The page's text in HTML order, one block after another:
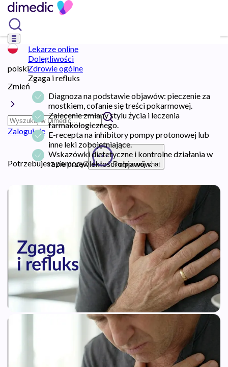
polski
Zmień
Zaloguj się
Potrzebujesz pomocy? Rozpocznij chat
Lekarze online
Dolegliwości
Zdrowie ogólne
Zgaga i refluks
Diagnoza na podstawie objawów: pieczenie za
mostkiem, cofanie się treści pokarmowej.
Zalecenie zmiany stylu życia i leczenia
farmakologicznego.
E-recepta na inhibitory pompy protonowej lub
inne leki zobojętniające.
Wskazówki dietetyczne i kontrolne działania w
razie przewlekłości objawów.